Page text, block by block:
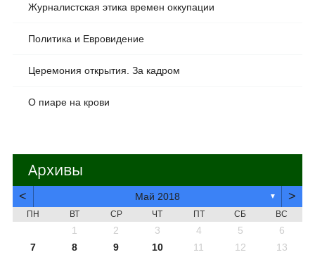
Журналистская этика времен оккупации
Политика и Евровидение
Церемония открытия. За кадром
О пиаре на крови
Архивы
< Май 2018 ▼ >
ПН ВТ СР ЧТ ПТ СБ ВС
1 2 3 4 5
6
7
8 9 10 11 12
13